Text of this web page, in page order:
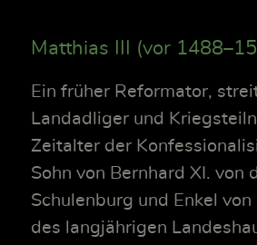
Matthias III (vor
Ein früher Reformator,
Landadliger und
Zeitalter der
Sohn von Bernhard XI. von
Schulenburg und Enkel
des langjährigen